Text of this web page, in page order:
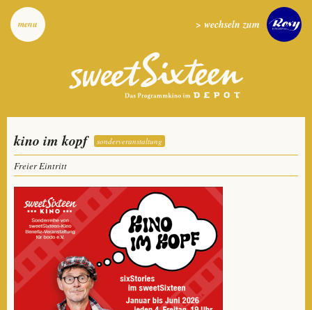
menu > wechseln zum
kino im kopf sonderveranstaltung
Freier Eintritt